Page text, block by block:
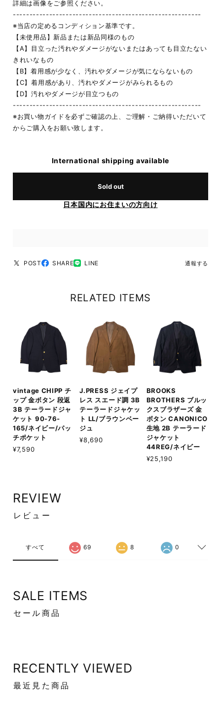
詳細は画像をご参照ください。
---------------------------------------------------------
※当店の定めるコンディション基準です。
【未使用品】新品または新品同様のもの
【A】目立った汚れやダメージがないまたはあっても目立たない
きれいなもの
【B】着用感が少なく、汚れやダメージが気にならないもの
【C】着用感があり、汚れやダメージがみられるもの
【D】汚れやダメージが目立つもの
---------------------------------------------------------
※お買い物ガイドを必ずご確認の上、ご理解・ご納得いただいて
からご購入をお願い致します。
International shipping available
Sold out
日本国内にお住まいの方向け
POST SHARE LINE 通報する
RELATED ITEMS
vintage CHIPP チ
ップ 金ボタン 段返
3B テーラードジャ
ケット 90-76-
165/ネイビー/パッ
チポケット
¥7,590
J.PRESS ジェイプ
レス スエード調 3B
テーラードジャケッ
ト LL/ブラウンベー
ジュ
¥8,690
BROOKS
BROTHERS ブルッ
クスブラザーズ 金
ボタン CANONICO
生地 2B テーラード
ジャケット
44REG/ネイビー
¥25,190
REVIEW
レビュー
すべて 69 8 0
SALE ITEMS
セール商品
RECENTLY VIEWED
最近見た商品